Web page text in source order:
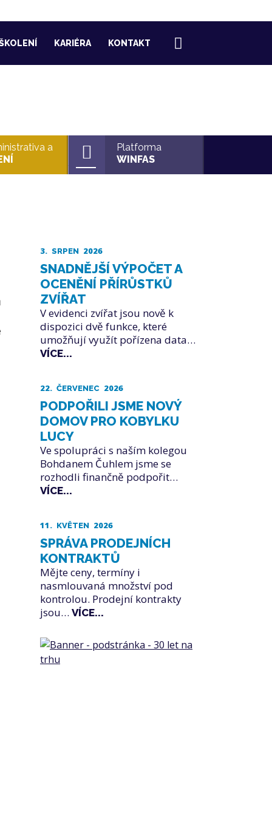
KARIÉRA KONTAKT
a
Platforma
WINFAS
3. SRPEN 2026
SNADNĚJŠÍ VÝPOČET A
OCENĚNÍ PŘÍRŮSTKŮ
ZVÍŘAT
V evidenci zvířat jsou nově k
dispozici dvě funkce, které
umožňují využít pořízena data…
VÍCE...
22. ČERVENEC 2026
PODPOŘILI JSME NOVÝ
DOMOV PRO KOBYLKU
LUCY
Ve spolupráci s naším kolegou
Bohdanem Čuhlem jsme se
rozhodli finančně podpořit…
VÍCE...
11. KVĚTEN 2026
SPRÁVA PRODEJNÍCH
KONTRAKTŮ
Mějte ceny, termíny i
nasmlouvaná množství pod
kontrolou. Prodejní kontrakty
jsou… VÍCE...